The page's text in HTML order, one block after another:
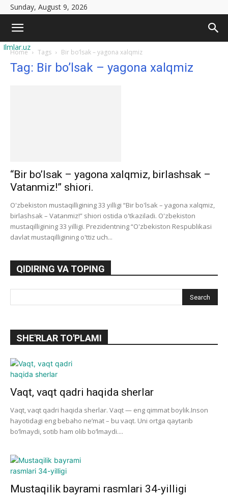
Sunday, August 9, 2026
Ilmlar.uz
Home Tags Bir bo’lsak – yagona xalqmiz
Tag: Bir bo’lsak – yagona xalqmiz
“Bir bo’lsak – yagona xalqmiz, birlashsak –
Vatanmiz!” shiori.
O'zbеkiston mustaqilligining 33 yilligi “Bir bo'lsak – yagona xalqmiz,
birlashsak – Vatanmiz!” shiori ostida o'tkaziladi. O'zbеkiston
mustaqilligining 33 yilligi. Prеzidеntning “O'zbеkiston Rеspublikasi
davlat mustaqilligining o'ttiz uch...
QIDIRING VA TOPING
SHE'RLAR TO'PLAMI
Vaqt, vaqt qadri haqida sherlar
Vaqt, vaqt qadri haqida sherlar. Vaqt — eng qimmat boylik.Inson
hayotidagi eng bebaho ne’mat – bu vaqt. Uni ortga qaytarib
bo‘lmaydi, sotib ham olib bo‘lmaydi....
Mustaqilik bayrami rasmlari 34-yilligi